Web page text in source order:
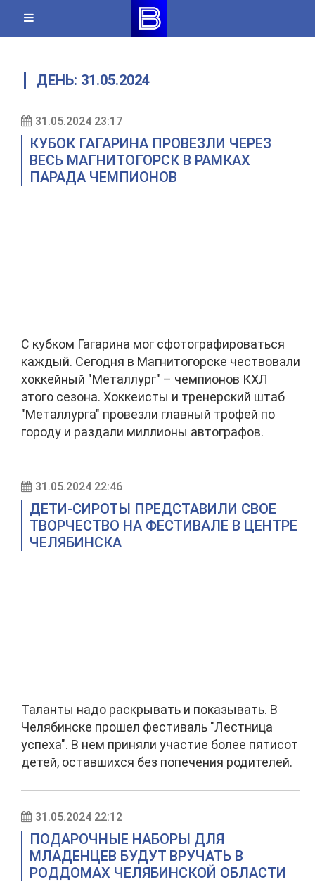
content
ДЕНЬ: 31.05.2024
31.05.2024 23:17
КУБОК ГАГАРИНА ПРОВЕЗЛИ ЧЕРЕЗ
ВЕСЬ МАГНИТОГОРСК В РАМКАХ
ПАРАДА ЧЕМПИОНОВ
С кубком Гагарина мог сфотографироваться
каждый. Сегодня в Магнитогорске чествовали
хоккейный "Металлург" – чемпионов КХЛ
этого сезона. Хоккеисты и тренерский штаб
"Металлурга" провезли главный трофей по
городу и раздали миллионы автографов.
31.05.2024 22:46
ДЕТИ-СИРОТЫ ПРЕДСТАВИЛИ СВОЕ
ТВОРЧЕСТВО НА ФЕСТИВАЛЕ В ЦЕНТРЕ
ЧЕЛЯБИНСКА
Таланты надо раскрывать и показывать. В
Челябинске прошел фестиваль "Лестница
успеха". В нем приняли участие более пятисот
детей, оставшихся без попечения родителей.
31.05.2024 22:12
ПОДАРОЧНЫЕ НАБОРЫ ДЛЯ
МЛАДЕНЦЕВ БУДУТ ВРУЧАТЬ В
РОДДОМАХ ЧЕЛЯБИНСКОЙ ОБЛАСТИ